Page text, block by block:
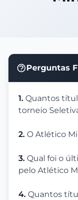
Perguntas
1. Quantos
torneio
2. O Atlético
3. Qual foi o
pelo Atlético
4. Quantos